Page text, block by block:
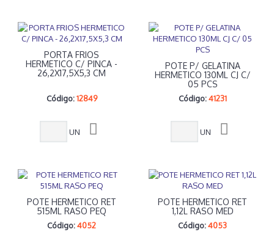
PORTA FRIOS
HERMETICO C/ PINCA -
26,2X17,5X5,3 CM
Código: 12849
UN
POTE P/ GELATINA
HERMETICO 130ML CJ C/
05 PCS
Código: 41231
UN
POTE HERMETICO RET
515ML RASO PEQ
Código:4052
POTE HERMETICO RET
1,12L RASO MED
Código:4053